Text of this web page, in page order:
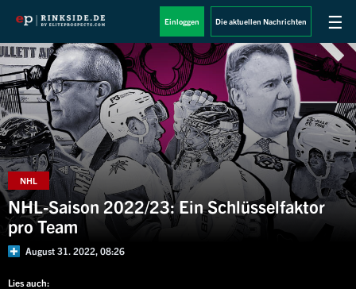
☰
Die aktuellen Nachrichten
Einloggen
NHL
NHL-Saison 2022/23: Ein Schlüsselfaktor
pro Team
August 31. 2022, 08:26
Lies auch: